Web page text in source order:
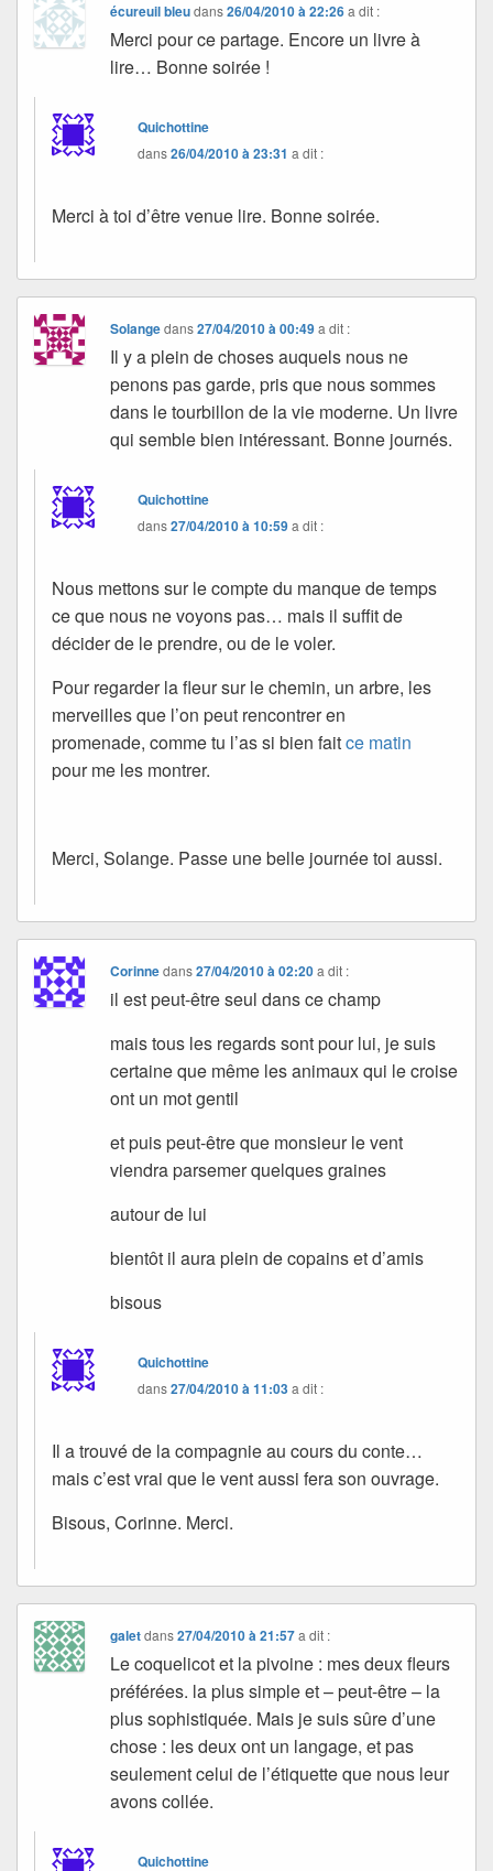
écureuil bleudans26/04/2010 à 22:26 a dit :
Merci pour ce partage. Encore un livre à
lire… Bonne soirée !
Quichottine
dans26/04/2010 à 23:31 a dit :
Merci à toi d’être venue lire. Bonne soirée.
Solangedans27/04/2010 à 00:49 a dit :
Il y a plein de choses auquels nous ne
penons pas garde, pris que nous sommes
dans le tourbillon de la vie moderne. Un livre
qui semble bien intéressant. Bonne journés.
Quichottine
dans27/04/2010 à 10:59a dit :
Nous mettons sur le compte du manque de temps
ce que nous ne voyons pas… mais il suffit de
décider de le prendre, ou de le voler.
Pour regarder la fleur sur le chemin, un arbre, les
merveilles que l’on peut rencontrer en
promenade, comme tu l’as si bien faitce matin
pour me les montrer.
Merci, Solange. Passe une belle journée toi aussi.
Corinnedans27/04/2010 à 02:20 a dit :
il est peut-être seul dans ce champ
mais tous les regards sont pour lui, je suis
certaine que même les animaux qui le croise
ont un mot gentil
et puis peut-être que monsieur le vent
viendra parsemer quelques graines
autour de lui
bientôt il aura plein de copains et d’amis
bisous
Quichottine
dans27/04/2010 à 11:03a dit :
Il a trouvé de la compagnie au cours du conte…
mais c’est vrai que le vent aussi fera son ouvrage.
Bisous, Corinne. Merci.
galetdans27/04/2010 à 21:57 a dit :
Le coquelicot et la pivoine : mes deux fleurs
préférées. la plus simple et – peut-être – la
plus sophistiquée. Mais je suis sûre d’une
chose : les deux ont un langage, et pas
seulement celui de l’étiquette que nous leur
avons collée.
Quichottine